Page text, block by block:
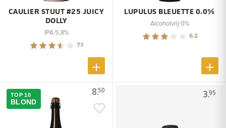
CAULIER STUUT #25 JUICY
DOLLY
IPA 5,8%
7.1
LUPULUS BLEUETTE 0.0%
Alcoholvrij 0%
6.2
8.50
TOP 10
BLOND
3.95